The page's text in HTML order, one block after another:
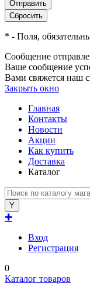
* - Поля,
Сообщение
Ваше сообщение
Вами свяжется наш
Закрыть окно
Главная
Контакты
Новости
Акции
Как купить
Доставка
Каталог
✚
Вход
Регистрация
0
Каталог товаров